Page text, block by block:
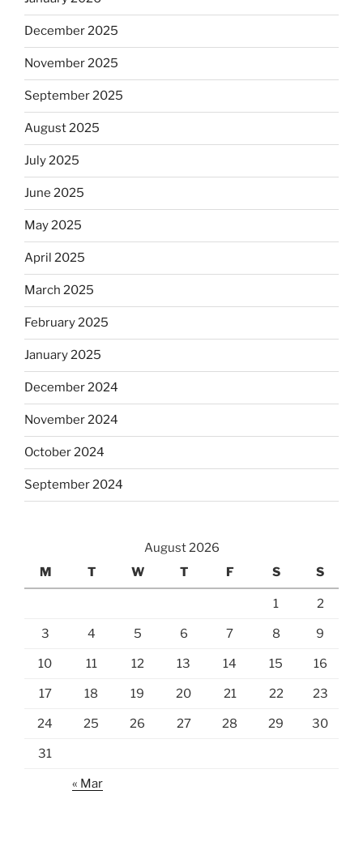
December 2025
November 2025
September 2025
August 2025
July 2025
June 2025
May 2025
April 2025
March 2025
February 2025
January 2025
December 2024
November 2024
October 2024
September 2024
August 2026
M
T W T F S S
1 2
3 4 5 6 7 8 9
10 11 12 13 14 15 16
17 18 19 20 21 22 23
24 25 26 27 28 29 30
31
« Mar